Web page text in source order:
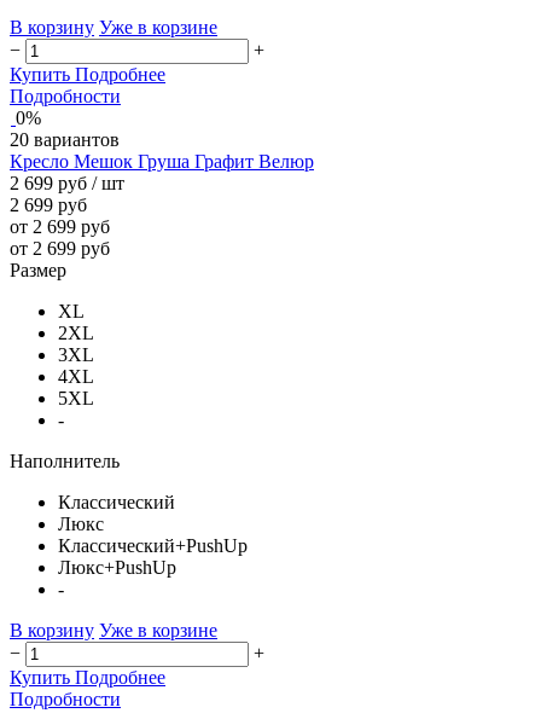
В корзину Уже в корзине
−
+
Купить Подробнее
Подробности
0%
20 вариантов
Кресло Мешок Груша Графит Велюр
2 699 руб / шт
2 699 руб
от 2 699 руб
от 2 699 руб
Размер
XL
2XL
3XL
4XL
5XL
-
Наполнитель
Классический
Люкс
Классический+PushUp
Люкс+PushUp
-
В корзину Уже в корзине
−
+
Купить Подробнее
Подробности